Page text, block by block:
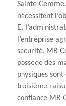
Sainte
nécessitent
Et
l’entreprise
sécurité. MR
possède des
physiques
troisième
confiance MR